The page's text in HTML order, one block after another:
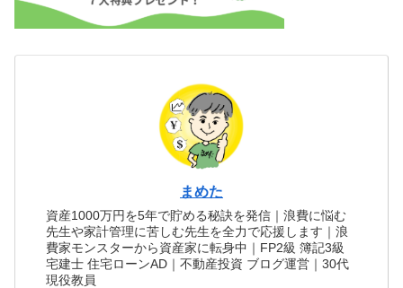
まめた
資産1000万円を5年で貯める秘訣を発信｜浪費に悩む
先生や家計管理に苦しむ先生を全力で応援します｜浪
費家モンスターから資産家に転身中｜FP2級 簿記3級
宅建士 住宅ローンAD｜不動産投資 ブログ運営｜30代
現役教員